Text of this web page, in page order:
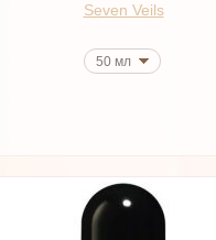
Seven Veils
50 мл